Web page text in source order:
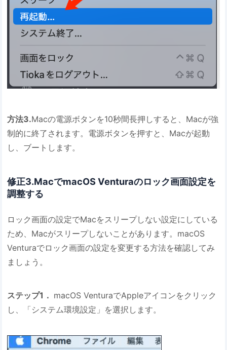
方法3.Macの電源ボタンを10秒間長押しすると、Macが強
制的に終了されます。電源ボタンを押すと、Macが起動
し、ブートします。
修正3.MacでmacOS Venturaのロック画面設定を
調整する
ロック画面の設定でMacをスリープしない設定にしている
ため、Macがスリープしないことがあります。macOS
Venturaでロック画面の設定を変更する方法を確認してみ
ましょう。
ステップ1． macOS VenturaでAppleアイコンをクリック
し、「システム環境設定」を選択します。